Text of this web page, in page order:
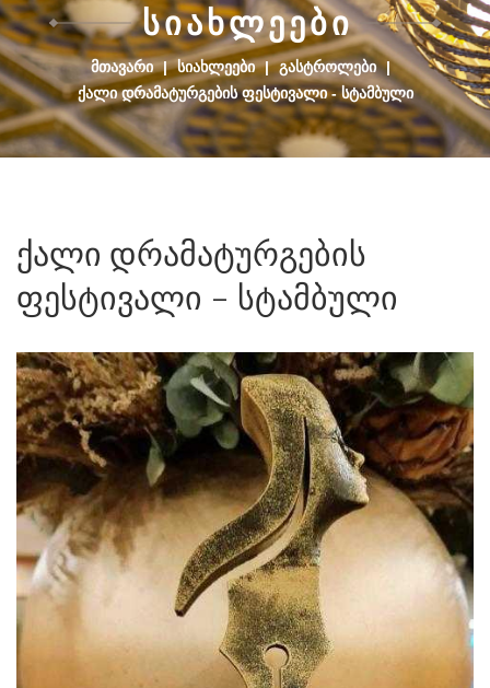
ᲡᲘᲐᲮᲚᲔᲔᲑᲘ
ᲛᲗᲐᲕᲐᲠᲘ | ᲡᲘᲐᲮᲚᲔᲔᲑᲘ | ᲒᲐᲡᲢᲠᲝᲚᲔᲑᲘ |
ᲥᲐᲚᲘ ᲓᲠᲐᲛᲐᲢᲣᲠᲒᲔᲑᲘᲡ ᲤᲔᲡᲢᲘᲕᲐᲚᲘ - ᲡᲢᲐᲛᲑᲣᲚᲘ
ქალი დრამატურგების
ფესტივალი - სტამბული